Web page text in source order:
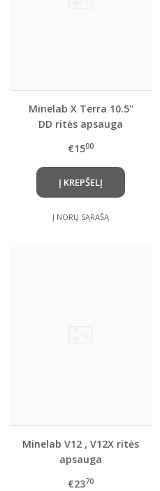
Minelab X Terra 10.5''
DD ritės apsauga
€1500
Į KREPŠELĮ
Į NORŲ SĄRAŠĄ
Minelab V12 , V12X ritės
apsauga
€2370